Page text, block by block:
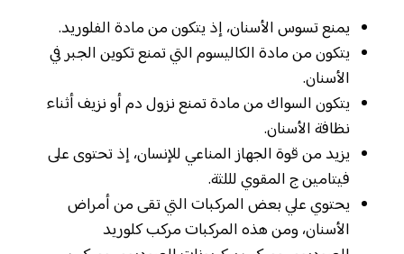
يمنع تسوس الأسنان، إذ يتكون من مادة الفلوريد.
يتكون من مادة الكاليسوم التي تمنع تكوين الجبر في
الأسنان.
يتكون السواك من مادة تمنع نزول دم أو نزيف أثناء
نظافة الأسنان.
يزيد من قوة الجهاز المناعي للإنسان، إذ تحتوى على
فيتامين ج المقوي لللثة.
يحتوي علي بعض المركبات التي تقى من أمراض
الأسنان، ومن هذه المركبات مركب كلوريد